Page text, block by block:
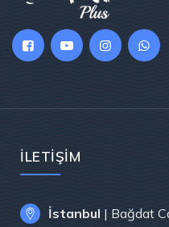
İLETIŞIM
İstanbul | Bağdat